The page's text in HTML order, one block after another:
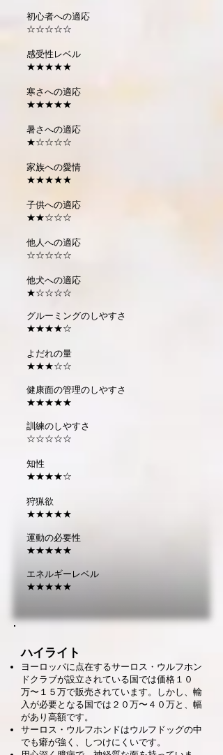
初心者への適応
☆☆☆☆☆
感受性レベル
★★★★★
寒さへの適応
★★★★★
暑さへの適応
★☆☆☆☆
家族への愛情
★★★★★
子供への適応
★★☆☆☆
他人への適応
☆☆☆☆☆
他犬への適応
★☆☆☆☆
グルーミングのしやすさ
★★★★☆
よだれの量
★★★☆☆
健康面の管理のしやすさ
★★★★★
訓練のしやすさ
☆☆☆☆☆
知性
★★★★☆
狩猟欲
★★★★★
運動の必要性
★★★★★
エネルギーレベル
★★★★★
ハイライト
ヨーロッパに点在するサーロス・ウルフホン
ドクラブが設立されている国では価格１０
万〜１５万で販売されています。しかし、輸
入が必要となる国では２０万〜４０万と、幅
があり高額です。
サーロス・ウルフホンドはウルフドッグの中
でも癖が強く、しつけにくいです。